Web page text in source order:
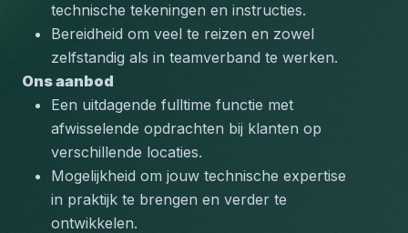
technische tekeningen en instructies.
Bereidheid om veel te reizen en zowel
zelfstandig als in teamverband te werken.
Ons aanbod
Een uitdagende fulltime functie met
afwisselende opdrachten bij klanten op
verschillende locaties.
Mogelijkheid om jouw technische expertise
in praktijk te brengen en verder te
ontwikkelen.